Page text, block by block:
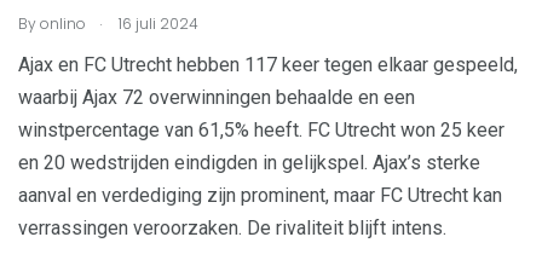
Byonlino . 16 juli 2024
Ajax en FC Utrecht hebben 117 keer tegen elkaar gespeeld,
waarbij Ajax 72 overwinningen behaalde en een
winstpercentage van 61,5% heeft. FC Utrecht won 25 keer
en 20 wedstrijden eindigden in gelijkspel. Ajax’s sterke
aanval en verdediging zijn prominent, maar FC Utrecht kan
verrassingen veroorzaken. De rivaliteit blijft intens.